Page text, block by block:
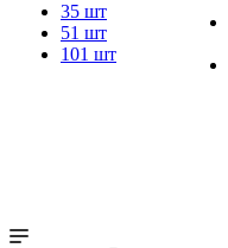
35 шт
51 шт
101 шт